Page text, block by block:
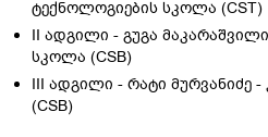
ტექნოლოგიების სკოლა (CST)
II ადგილი - გუგა მაკარაშვილი
სკოლა (CSB)
III ადგილი - რატი მურვანიძე -
(CSB)